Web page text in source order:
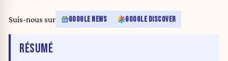
Suis-nous sur GOOGLE NEWS GOOGLE DISCOVER
RÉSUMÉDE L'ARTICLE